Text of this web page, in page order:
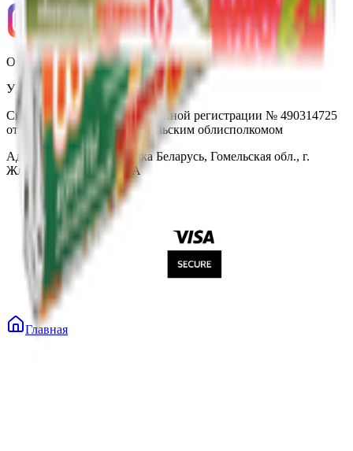
ООО «Торговая сеть «Продмир»
УНП 490314725
Свидетельство о государственной регистрации № 490314725
от 30.05.2003г выдано Гомельским облисполкомом
Адрес: 247210, Республика Беларусь, Гомельская обл., г.
Жлобин, ул. Козлова 2-А
Главная